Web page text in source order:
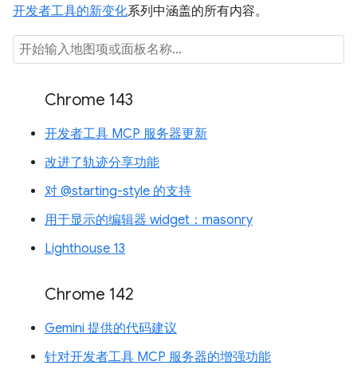
开发者工具的新变化系列中涵盖的所有内容。
Chrome 143
开发者工具 MCP 服务器更新
改进了轨迹分享功能
对 @starting-style 的支持
用于显示的编辑器 widget：masonry
Lighthouse 13
Chrome 142
Gemini 提供的代码建议
针对开发者工具 MCP 服务器的增强功能